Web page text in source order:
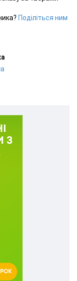
Поділіться ним